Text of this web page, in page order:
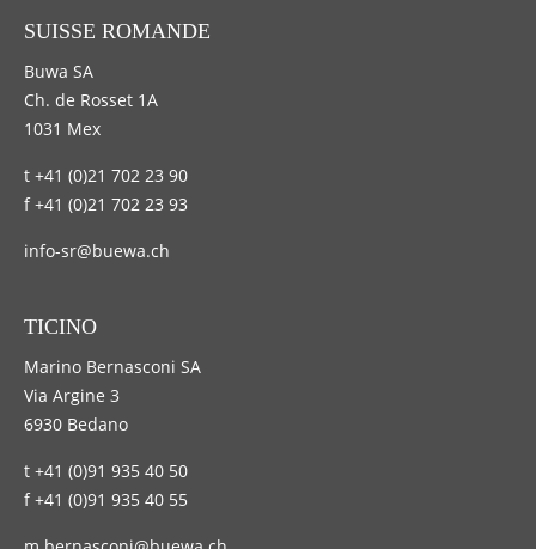
SUISSE ROMANDE
Buwa SA
Ch. de Rosset 1A
1031 Mex
t +41 (0)21 702 23 90
f +41 (0)21 702 23 93
info-sr@buewa.ch
TICINO
Marino Bernasconi SA
Via Argine 3
6930 Bedano
t +41 (0)91 935 40 50
f +41 (0)91 935 40 55